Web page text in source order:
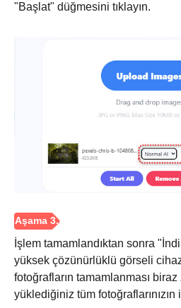
Aşama 3.
"Başlat" düğmesini tıklayın.
İşlem tamamlandıktan sonra
yüksek çözünürlüklü görseli
fotoğrafların tamamlanması
yüklediğiniz tüm